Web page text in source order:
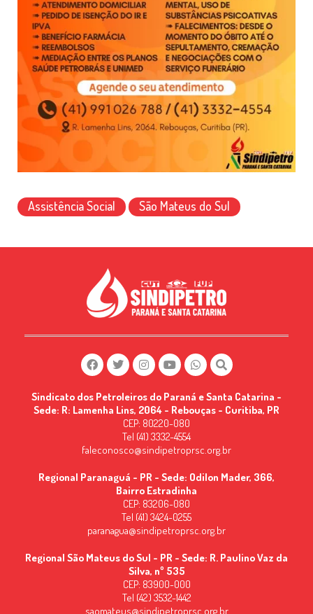
Assistência Social São Mateus do Sul
Sindicato dos Petroleiros do Paraná e Santa Catarina -
Sede: R: Lamenha Lins, 2064 - Rebouças - Curitiba, PR
CEP: 80220-080
Tel (41) 3332-4554
faleconosco@sindipetroprsc.org.br
Regional Paranaguá - PR - Sede: Odilon Mader, 366,
Bairro Estradinha
CEP: 83206-080
Tel (41) 3424-0255
paranagua@sindipetroprsc.org.br
Regional São Mateus do Sul - PR - Sede: R. Paulino Vaz da
Silva, nº 535
CEP: 83900-000
Tel (42) 3532-1442
saomateus@sindipetroprsc.org.br